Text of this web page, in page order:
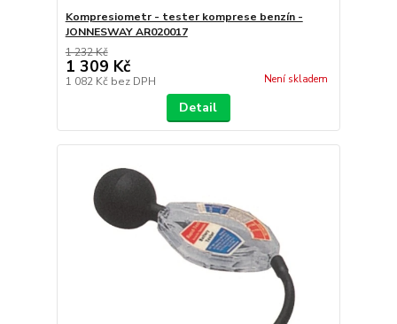
Kompresiometr - tester komprese benzín -
JONNESWAY AR020017
1 232 Kč
1 309 Kč
1 082 Kč bez DPH Není skladem
Detail